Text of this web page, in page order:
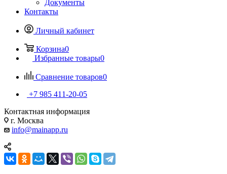
Документы
Контакты
Личный кабинет
Корзина0
Избранные товары0
Сравнение товаров0
+7 985 411-20-05
Контактная информация
г. Москва
info@mainapp.ru